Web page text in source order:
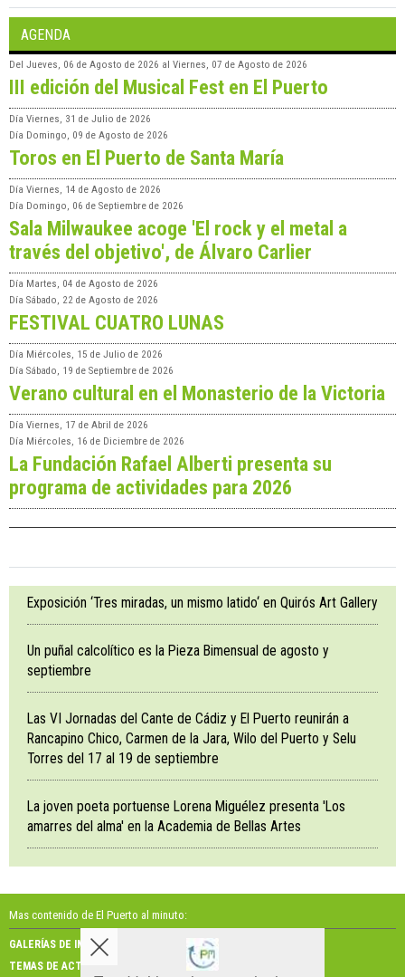
AGENDA
Del Jueves, 06 de Agosto de 2026 al Viernes, 07 de Agosto de 2026
III edición del Musical Fest en El Puerto
Día Viernes, 31 de Julio de 2026
Día Domingo, 09 de Agosto de 2026
Toros en El Puerto de Santa María
Día Viernes, 14 de Agosto de 2026
Día Domingo, 06 de Septiembre de 2026
Sala Milwaukee acoge 'El rock y el metal a
través del objetivo', de Álvaro Carlier
Día Martes, 04 de Agosto de 2026
Día Sábado, 22 de Agosto de 2026
FESTIVAL CUATRO LUNAS
Día Miércoles, 15 de Julio de 2026
Día Sábado, 19 de Septiembre de 2026
Verano cultural en el Monasterio de la Victoria
Día Viernes, 17 de Abril de 2026
Día Miércoles, 16 de Diciembre de 2026
La Fundación Rafael Alberti presenta su
programa de actividades para 2026
Exposición ‘Tres miradas, un mismo latido‘ en Quirós Art Gallery
Un puñal calcolítico es la Pieza Bimensual de agosto y
septiembre
Las VI Jornadas del Cante de Cádiz y El Puerto reunirán a
Rancapino Chico, Carmen de la Jara, Wilo del Puerto y Selu
Torres del 17 al 19 de septiembre
La joven poeta portuense Lorena Miguélez presenta 'Los
amarres del alma' en la Academia de Bellas Artes
Mas contenido de El Puerto al minuto:
GALERÍAS DE IMÁGENES
GALERÍAS DE VÍDEOS
TEMAS DE ACTUALIDAD
NOSOTROS